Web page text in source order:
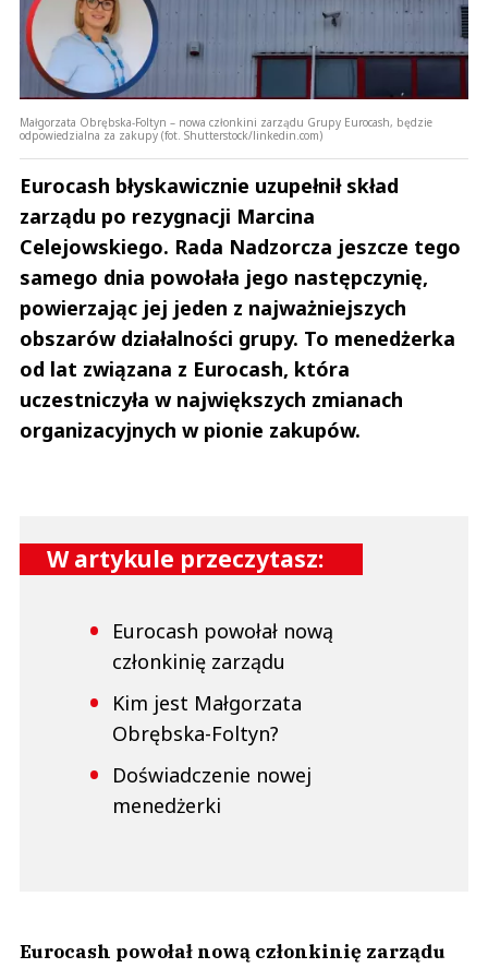
Małgorzata Obrębska-Foltyn – nowa członkini zarządu Grupy Eurocash, będzie
odpowiedzialna za zakupy (fot. Shutterstock/linkedin.com)
Eurocash błyskawicznie uzupełnił skład
zarządu po rezygnacji Marcina
Celejowskiego. Rada Nadzorcza jeszcze tego
samego dnia powołała jego następczynię,
powierzając jej jeden z najważniejszych
obszarów działalności grupy. To menedżerka
od lat związana z Eurocash, która
uczestniczyła w największych zmianach
organizacyjnych w pionie zakupów.
W artykule przeczytasz:
Eurocash powołał nową
członkinię zarządu
Kim jest Małgorzata
Obrębska-Foltyn?
Doświadczenie nowej
menedżerki
Eurocash powołał nową członkinię zarządu